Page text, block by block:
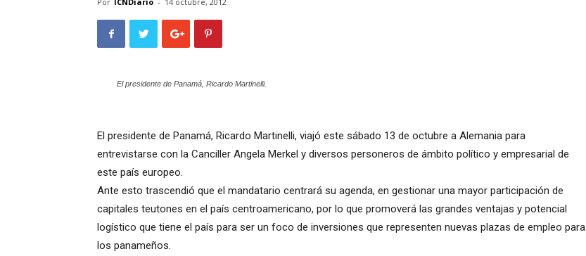
El presidente de Panamá, Ricardo Martinelli.
El presidente de Panamá, Ricardo Martinelli, viajó este sábado 13 de octubre a Alemania para
entrevistarse con la Canciller Angela Merkel y diversos personeros de ámbito político y empresarial de
este país europeo.
Ante esto trascendió que el mandatario centrará su agenda, en gestionar una mayor participación de
capitales teutones en el país centroamericano, por lo que promoverá las grandes ventajas y potencial
logístico que tiene el país para ser un foco de inversiones que representen nuevas plazas de empleo para
los panameños.